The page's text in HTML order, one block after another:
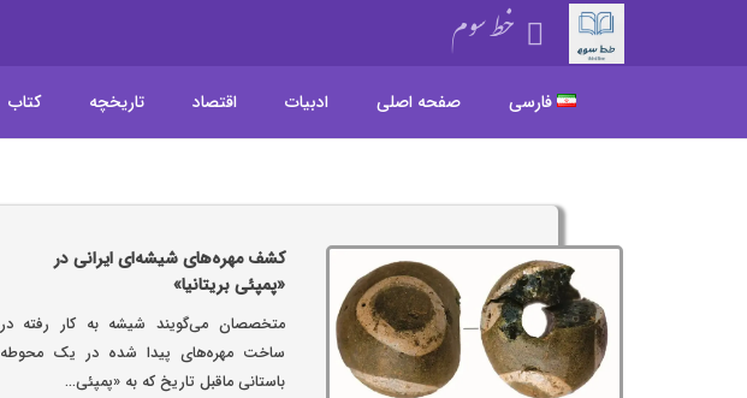
خط سوم
فارسی صفحه اصلی ادبیات اقتصاد تاریخچه کتاب
کشف مهره‌های شیشه‌ای ایرانی در
«پمپئی بریتانیا»
متخصصان می‌گویند شیشه به کار رفته در
ساخت مهره‌های پیدا شده در یک محوطه
باستانی ماقبل تاریخ که به «پمپئی…